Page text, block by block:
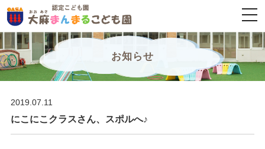
お知らせ
2019.07.11
にこにこクラスさん、スポルへ♪